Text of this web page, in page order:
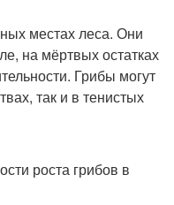
местах леса. Они
на мёртвых остатках
Грибы могут
так и в тенистых
роста грибов в